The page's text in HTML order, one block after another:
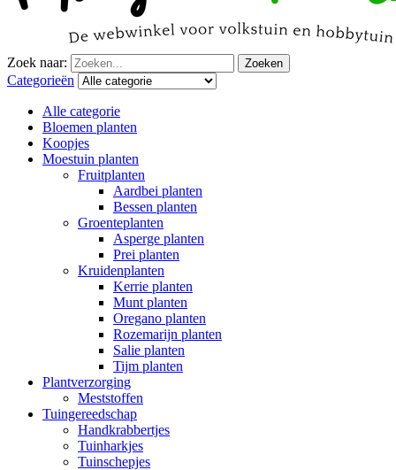
Zoek naar: Zoeken
Categorieën
Alle categorie
Bloemen planten
Koopjes
Moestuin planten
Fruitplanten
Aardbei planten
Bessen planten
Groenteplanten
Asperge planten
Prei planten
Kruidenplanten
Kerrie planten
Munt planten
Oregano planten
Rozemarijn planten
Salie planten
Tijm planten
Plantverzorging
Meststoffen
Tuingereedschap
Handkrabbertjes
Tuinharkjes
Tuinschepjes